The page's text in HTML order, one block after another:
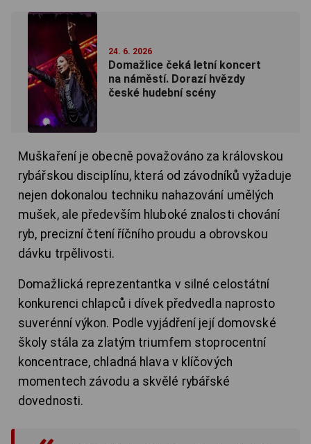
24. 6. 2026
Domažlice čeká letní koncert
na náměstí. Dorazí hvězdy
české hudební scény
Muškaření je obecně považováno za královskou
rybářskou disciplínu, která od závodníků vyžaduje
nejen dokonalou techniku nahazování umělých
mušek, ale především hluboké znalosti chování
ryb, precizní čtení říčního proudu a obrovskou
dávku trpělivosti.
Domažlická reprezentantka v silné celostátní
konkurenci chlapců i dívek předvedla naprosto
suverénní výkon. Podle vyjádření její domovské
školy stála za zlatým triumfem stoprocentní
koncentrace, chladná hlava v klíčových
momentech závodu a skvělé rybářské
dovednosti.